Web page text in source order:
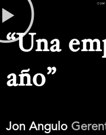
“Una
año”
Jon Angulo